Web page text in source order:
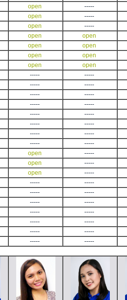
open -----
open -----
open -----
open open
open open
open open
open open
----- -----
----- -----
----- -----
----- -----
----- -----
----- -----
----- -----
----- -----
open -----
open -----
open -----
----- -----
----- -----
----- -----
----- -----
----- -----
----- -----
----- -----